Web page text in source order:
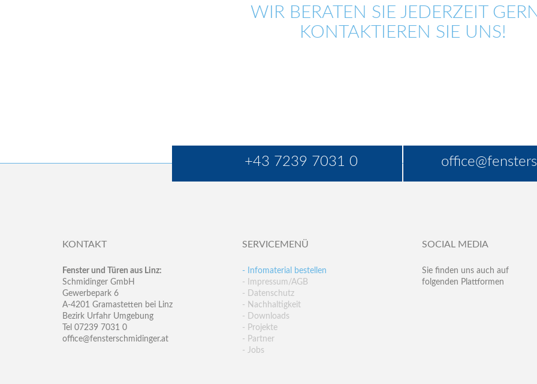
WIR BERATEN SIE JEDERZEIT
KONTAKTIEREN SIE UNS!
+43 7239 7031 0
KONTAKT
Fenster und Türen aus Linz:
Schmidinger GmbH
Gewerbepark 6
A-4201 Gramastetten bei Linz
Bezirk Urfahr Umgebung
Tel 07239 7031 0
office@fensterschmidinger.at
SERVICEMENÜ
- Infomaterial bestellen
- Impressum/AGB
- Datenschutz
- Nachhaltigkeit
- Downloads
- Projekte
- Partner
- Jobs
SOCIAL MEDIA
Sie finden uns auch auf
folgenden Plattformen